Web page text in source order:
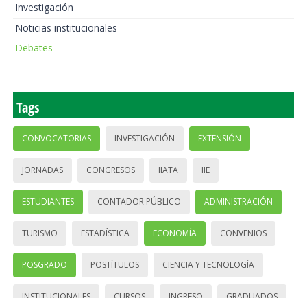
Investigación
Noticias institucionales
Debates
Tags
CONVOCATORIAS INVESTIGACIÓN EXTENSIÓN
JORNADAS CONGRESOS IIATA IIE
ESTUDIANTES CONTADOR PÚBLICO ADMINISTRACIÓN
TURISMO ESTADÍSTICA ECONOMÍA CONVENIOS
POSGRADO POSTÍTULOS CIENCIA Y TECNOLOGÍA